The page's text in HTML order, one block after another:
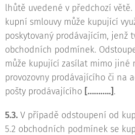
lhůtě uvedené v předchozí
kupní smlouvy může kupující
poskytovaný prodávajícím, jenž
obchodních podmínek.
může kupující zasílat mimo jiné
provozovny prodávajícího či na
pošty prodávajícího [………..].
5.3. V případě odstoupení od
5.2 obchodních podmínek se